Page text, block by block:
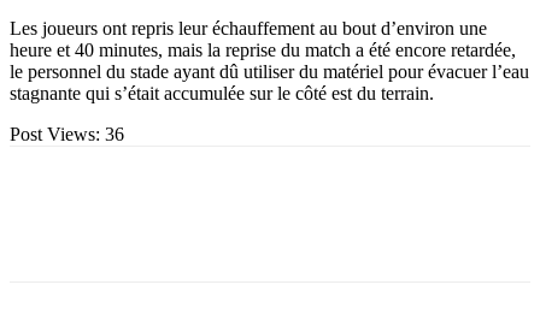
Les joueurs ont repris leur échauffement au bout d’environ une
heure et 40 minutes, mais la reprise du match a été encore retardée,
le personnel du stade ayant dû utiliser du matériel pour évacuer l’eau
stagnante qui s’était accumulée sur le côté est du terrain.
Post Views: 36